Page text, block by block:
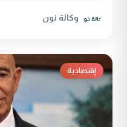
وكالة نون
إقتصادية